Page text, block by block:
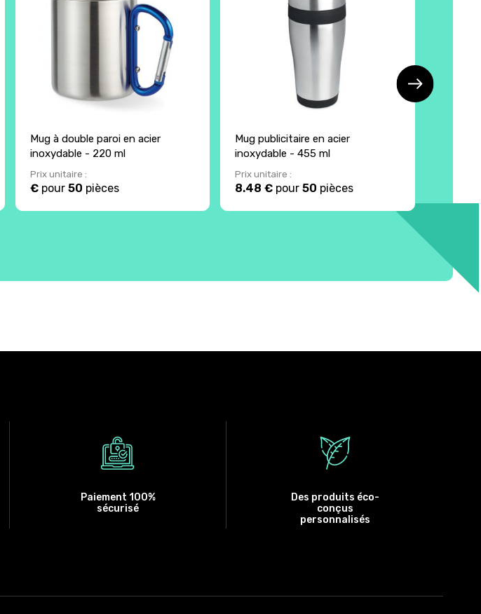
Mug à double paroi en acier
inoxydable - 220 ml
Prix unitaire :
€pour 50 pièces
Mug publicitaire en acier
inoxydable - 455 ml
Prix unitaire :
8.48 € pour50 pièces
Paiement 100%
sécurisé
Des produits éco-
conçus
personnalisés